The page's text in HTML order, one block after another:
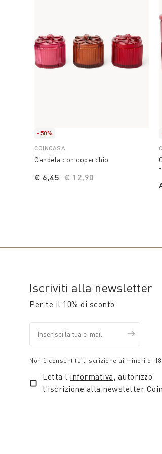
-50%
COINCASA
Candela con coperchio
Price reduced from
€ 12,90to
€ 6,45
Iscriviti alla newsletter
Per te il 10% di sconto
Non è consentita l'iscrizione ai minori di
Letta l'informativa, autorizzo
l'iscrizione alla newsletter Coin